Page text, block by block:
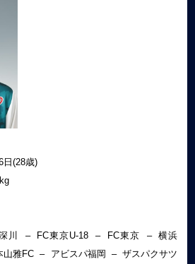
日(28歳)
川 – FC東京U-18 – FC東京 – 横浜
山雅FC – アビスパ福岡 – ザスパクサツ